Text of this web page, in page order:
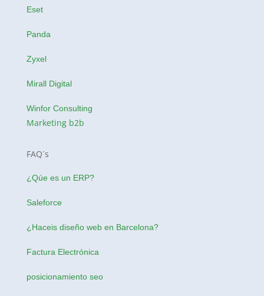
Eset
Panda
Zyxel
Mirall Digital
Winfor Consulting
Marketing b2b
FAQ´s
¿Qúe es un ERP?
Saleforce
¿Haceis diseño web en Barcelona?
Factura Electrónica
posicionamiento seo